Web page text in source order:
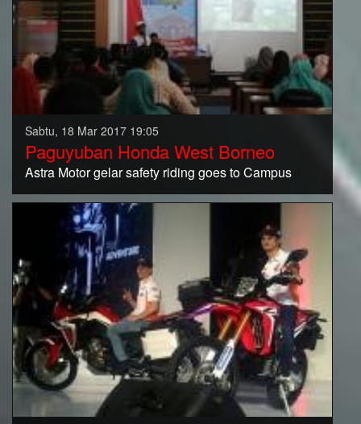
Sabtu, 18 Mar 2017 19:05
Paguyuban Honda West Borneo
Astra Motor gelar safety riding goes to Campus